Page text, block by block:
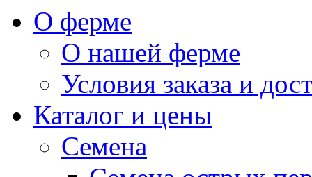
О ферме
О нашей ферме
Условия заказа и
Каталог и цены
Семена